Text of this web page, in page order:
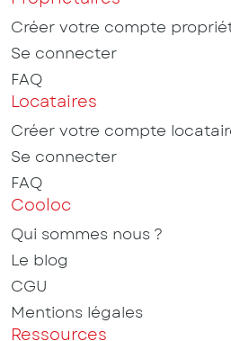
Créer votre compte
Se connecter
FAQ
Locataires
Créer votre compte
Se connecter
FAQ
Cooloc
Qui sommes nous ?
Le blog
CGU
Mentions légales
Ressources